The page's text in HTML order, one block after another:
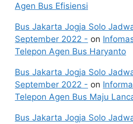
Agen Bus Efisiensi
Bus Jakarta Jogja Solo
September 2022 - on
Telepon Agen Bus Haryanto
Bus Jakarta Jogja Solo
September 2022 - on
Telepon Agen Bus Maju
Bus Jakarta Jogja Solo